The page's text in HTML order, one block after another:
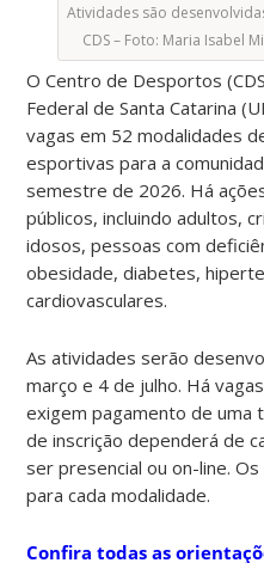
Atividades são
CDS – Foto: Maria Isabel
O Centro de Desportos
Federal de Santa Catarina
vagas em 52 modalidades
esportivas para a
semestre de 2026. Há
públicos, incluindo adultos,
idosos, pessoas com
obesidade, diabetes,
cardiovasculares.
As atividades serão
março e 4 de julho. Há
exigem pagamento de uma
de inscrição dependerá de
ser presencial ou on-line.
para cada modalidade.
Confira todas as